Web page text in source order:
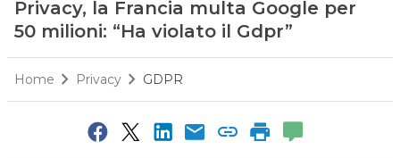
Privacy, la Francia multa Google per
50 milioni: “Ha violato il Gdpr”
Home Privacy GDPR